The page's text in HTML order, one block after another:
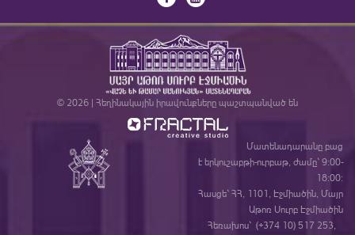
© 2026 | Հեղինակային իրավունքները պաշտպանված են
Մատենադարանը բաց
է երկուշաբթի-ուրբաթ, ժամը` 9:00-
18:00:
Հասցե` ՀՀ, 1101, Էջմիածին, Մայր
Աթոռ Սուրբ Էջմիածին
Հեռախոս` (+374 10) 517 253,